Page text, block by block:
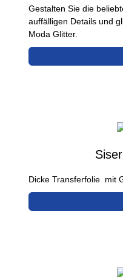
Gestalten Sie die
auffälligen Details und
Moda Glitter.
Dicke Transferfolie mit